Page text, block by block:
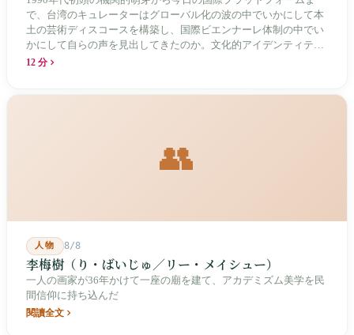
で、台湾のキュレーターはグローバル化の波の中でいかにして本
土の芸術ディスコースを構築し、国際ビエンナーレ体制の中でい
かにして自らの声を見出してきたのか。文化的アイデンティティ
と専門的制度の30年にわたる進化の歴史。
12 分
👥
人物 8/8
李梅樹（り・ばいじゅ／リー・メイシュー）
一人の画家が36年かけて一座の廟を建て、アカデミズム美学を民
間信仰に持ち込んだ
閱讀全文